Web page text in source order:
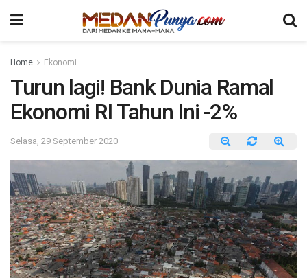
Home Ekonomi
Turun lagi! Bank Dunia Ramal
Ekonomi RI Tahun Ini -2%
Selasa, 29 September 2020